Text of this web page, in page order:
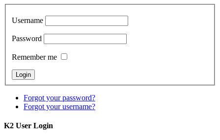
Username
Password
Remember me
Forgot your password?
Forgot your username?
K2 User Login